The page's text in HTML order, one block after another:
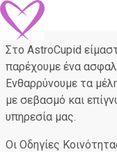
Στο AstroCupid
παρέχουμε ένα
Ενθαρρύνουμε τα
με σεβασμό και
υπηρεσία μας.
Oι Οδηγίες